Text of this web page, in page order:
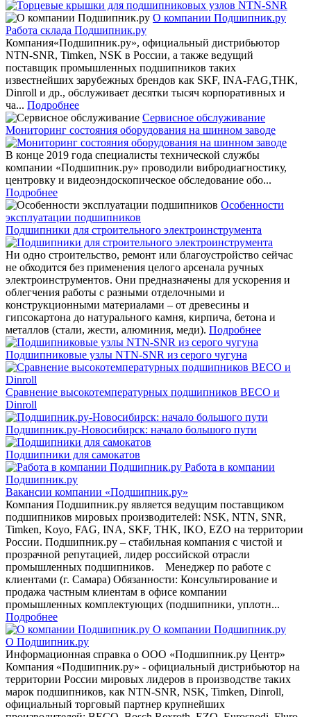
О компании Подшипник.ру
Работа склада Подшипник.ру
Компания«Подшипник.ру», официальный дистрибьютор
NTN-SNR, Timken, NSK в России, а также ведущий
поставщик промышленных подшипников таких
известнейших зарубежных брендов как SKF, INA-FAG,THK,
Dinroll и др., обслуживает десятки тысяч корпоративных и
ча... Подробнее
Сервисное обслуживание
Мониторинг состояния оборудования на шинном заводе
В конце 2019 года специалисты технической службы
компании «Подшипник.ру» проводили вибродиагностику,
центровку и видеоэндоскопическое обследование обо...
Подробнее
Особенности
эксплуатации подшипников
Подшипники для строительного электроинструмента
Ни одно строительство, ремонт или благоустройство сейчас
не обходится без применения целого арсенала ручных
электроинструментов. Они предназначены для ускорения и
облегчения работы с разными отделочными и
конструкционными материалами – от древесины и
гипсокартона до натурального камня, кирпича, бетона и
металлов (стали, жести, алюминия, меди). Подробнее
Подшипниковые узлы NTN-SNR из серого чугуна
Сравнение высокотемпературных подшипников BECO и
Dinroll
Подшипник.ру-Новосибирск: начало большого пути
Подшипники для самокатов
Работа в компании
Подшипник.ру
Вакансии компании «Подшипник.ру»
Компания Подшипник.ру является ведущим поставщиком
подшипников мировых производителей: NSK, NTN, SNR,
Timken, Koyo, FAG, INA, SKF, THK, IKO, EZO на территории
России. Подшипник.ру – стабильная компания с чистой и
прозрачной репутацией, лидер российской отрасли
промышленных подшипников. Менеджер по работе с
клиентами (г. Самара) Обязанности: Консультирование и
продажа частным клиентам в офисе компании
промышленных комплектующих (подшипники, уплотн...
Подробнее
О компании Подшипник.ру
О Подшипник.ру
Информационная справка о ООО «Подшипник.ру Центр»
Компания «Подшипник.ру» - официальный дистрибьютор на
территории России мировых лидеров в производстве таких
марок подшипников, как NTN-SNR, NSK, Timken, Dinroll,
официальный торговый партнер крупнейших